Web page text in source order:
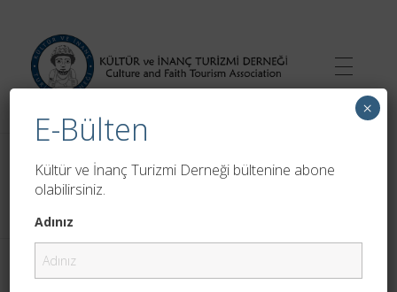
Kültür ve İnanç Turizmi Derneği
Anasayfa » Polycarp Meeting
Polycarp Meeting
E-Bülten
Kültür ve İnanç Turizmi Derneği bültenine abone
olabilirsiniz.
Adınız
×